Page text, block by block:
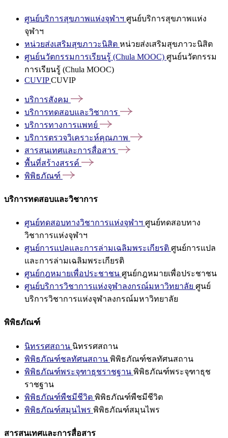
ศูนย์บริการสุขภาพแห่งจุฬาฯ ศูนย์บริการสุขภาพแห่ง
จุฬาฯ
หน่วยส่งเสริมสุขภาวะนิสิต หน่วยส่งเสริมสุขภาวะนิสิต
ศูนย์นวัตกรรมการเรียนรู้ (Chula MOOC) ศูนย์นวัตกรรม
การเรียนรู้ (Chula MOOC)
CUVIPCUVIP
บริการสังคม
บริการทดสอบและวิชาการ
บริการทางการแพทย์
บริการตรวจวิเคราะห์คุณภาพ
สารสนเทศและการสื่อสาร
พื้นที่สร้างสรรค์
พิพิธภัณฑ์
บริการทดสอบและวิชาการ
ศูนย์ทดสอบทางวิชาการแห่งจุฬาฯ ศูนย์ทดสอบทาง
วิชาการแห่งจุฬาฯ
ศูนย์การแปลและการล่ามเฉลิมพระเกียรติ ศูนย์การแปล
และการล่ามเฉลิมพระเกียรติ
ศูนย์กฎหมายเพื่อประชาชน ศูนย์กฎหมายเพื่อประชาชน
ศูนย์บริการวิชาการแห่งจุฬาลงกรณ์มหาวิทยาลัย ศูนย์
บริการวิชาการแห่งจุฬาลงกรณ์มหาวิทยาลัย
พิพิธภัณฑ์
นิทรรศสถาน นิทรรศสถาน
พิพิธภัณฑ์ชลทัศนสถาน พิพิธภัณฑ์ชลทัศนสถาน
พิพิธภัณฑ์พระจุฑาธุชราชฐาน พิพิธภัณฑ์พระจุฑาธุช
ราชฐาน
พิพิธภัณฑ์พืชมีชีวิต พิพิธภัณฑ์พืชมีชีวิต
พิพิธภัณฑ์สมุนไพร พิพิธภัณฑ์สมุนไพร
สารสนเทศและการสื่อสาร